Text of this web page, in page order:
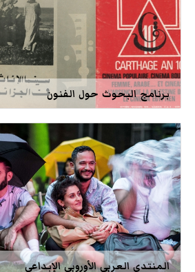
برنامج البحوث حول الفنون
المنتدى العربي الأوروبي الإبداعي